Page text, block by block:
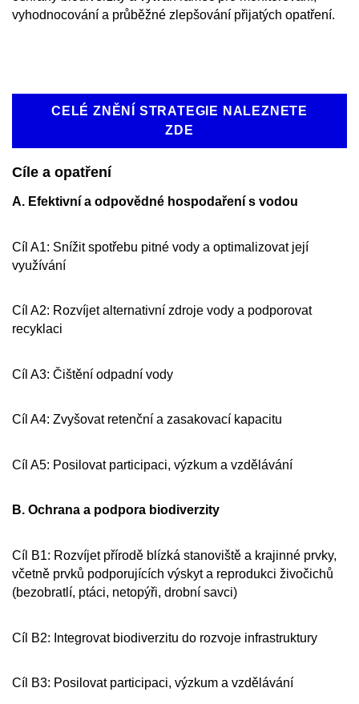
vyhodnocování a průběžné zlepšování přijatých opatření.
CELÉ ZNĚNÍ STRATEGIE NALEZNETE
ZDE
Cíle a opatření
A. Efektivní a odpovědné hospodaření s vodou
Cíl A1: Snížit spotřebu pitné vody a optimalizovat její
využívání
Cíl A2: Rozvíjet alternativní zdroje vody a podporovat
recyklaci
Cíl A3: Čištění odpadní vody
Cíl A4: Zvyšovat retenční a zasakovací kapacitu
Cíl A5: Posilovat participaci, výzkum a vzdělávání
B. Ochrana a podpora biodiverzity
Cíl B1: Rozvíjet přírodě blízká stanoviště a krajinné prvky,
včetně prvků podporujících výskyt a reprodukci živočichů
(bezobratlí, ptáci, netopýři, drobní savci)
Cíl B2: Integrovat biodiverzitu do rozvoje infrastruktury
Cíl B3: Posilovat participaci, výzkum a vzdělávání